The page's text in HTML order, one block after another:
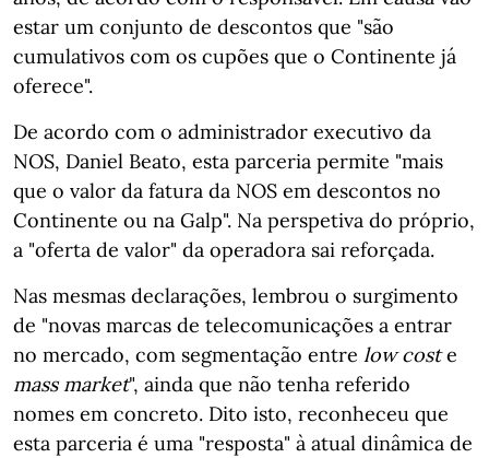
estar um conjunto de descontos que "são
cumulativos com os cupões que o Continente já
oferece".
De acordo com o administrador executivo da
NOS, Daniel Beato, esta parceria permite "mais
que o valor da fatura da NOS em descontos no
Continente ou na Galp". Na perspetiva do próprio,
a "oferta de valor" da operadora sai reforçada.
Nas mesmas declarações, lembrou o surgimento
de "novas marcas de telecomunicações a entrar
no mercado, com segmentação entre low coste
mass market", ainda que não tenha referido
nomes em concreto. Dito isto, reconheceu que
esta parceria é uma "resposta" à atual dinâmica de